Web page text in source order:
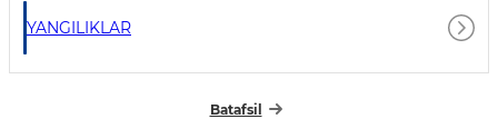
YANGILIKLAR
Batafsil